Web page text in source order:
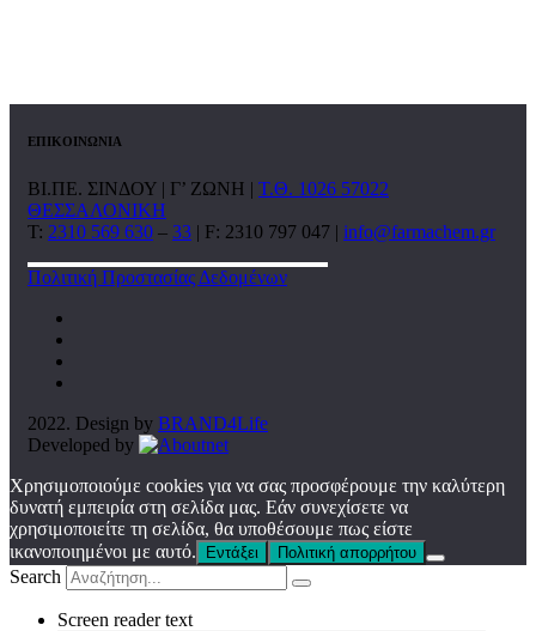
ΕΠΙΚΟΙΝΩΝΙΑ
ΒΙ.ΠΕ. ΣΙΝΔΟΥ | Γ’ ΖΩΝΗ | Τ.Θ. 1026 57022
ΘΕΣΣΑΛΟΝΙΚΗ
T: 2310 569 630 – 33 | F: 2310 797 047 | info@farmachem.gr
Πολιτική Προστασίας Δεδομένων
2022. Design by BRAND4Life
Developed by
Χρησιμοποιούμε cookies για να σας προσφέρουμε την καλύτερη
δυνατή εμπειρία στη σελίδα μας. Εάν συνεχίσετε να
χρησιμοποιείτε τη σελίδα, θα υποθέσουμε πως είστε
ικανοποιημένοι με αυτό.
Εντάξει Πολιτική απορρήτου
Search
Screen reader text